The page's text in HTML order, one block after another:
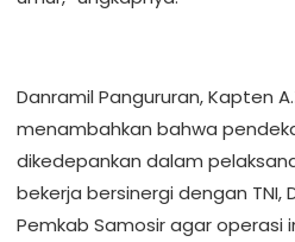
Danramil Pangururan, Kapten
menambahkan bahwa
dikedepankan dalam
bekerja bersinergi dengan TNI,
Pemkab Samosir agar operasi